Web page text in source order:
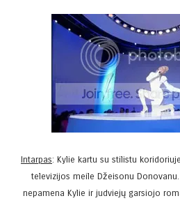
Intarpas: Kylie kartu su stilistu
televizijos meile Džeisonu
nepamena Kylie ir judviejų garsiojo